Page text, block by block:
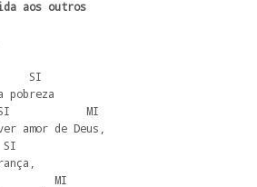
aos outros
pobreza
amor de Deus,